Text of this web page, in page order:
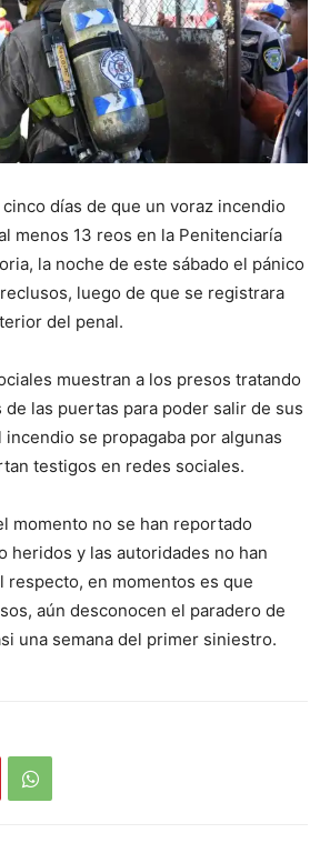
días de que un voraz incendio
menos 13 reos en la Penitenciaría
la noche de este sábado el pánico
luego de que se registrara
del penal.
muestran a los presos tratando
las puertas para poder salir de sus
se propagaba por algunas
testigos en redes sociales.
momento no se han reportado
heridos y las autoridades no han
respecto, en momentos es que
aún desconocen el paradero de
una semana del primer siniestro.